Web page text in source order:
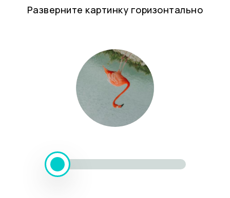
Разверните картинку горизонтально